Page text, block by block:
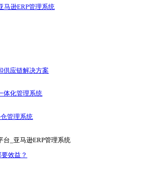
运营和供应链解决方案
业务一体化管理系统
化海外仓管理系统